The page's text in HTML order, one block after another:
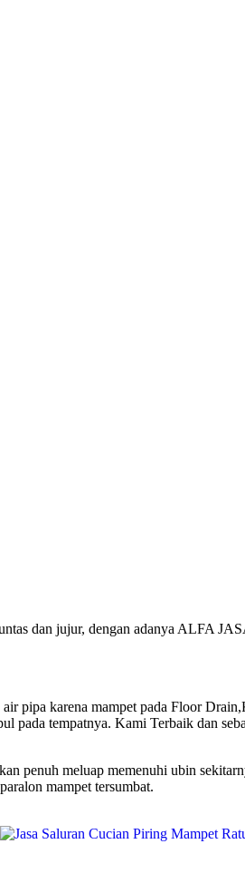
dan jujur, dengan adanya ALFA
pipa karena mampet pada Floor
pada tempatnya. Kami Terbaik dan
penuh meluap memenuhi ubin
mampet tersumbat.